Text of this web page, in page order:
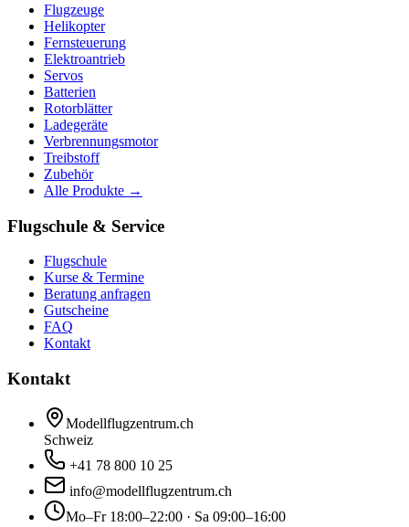
Flugzeuge
Helikopter
Fernsteuerung
Elektroantrieb
Servos
Batterien
Rotorblätter
Ladegeräte
Verbrennungsmotor
Treibstoff
Zubehör
Alle Produkte →
Flugschule & Service
Flugschule
Kurse & Termine
Beratung anfragen
Gutscheine
FAQ
Kontakt
Kontakt
Modellflugzentrum.ch
Schweiz
+41 78 800 10 25
info@modellflugzentrum.ch
Mo–Fr 18:00–22:00 · Sa 09:00–16:00